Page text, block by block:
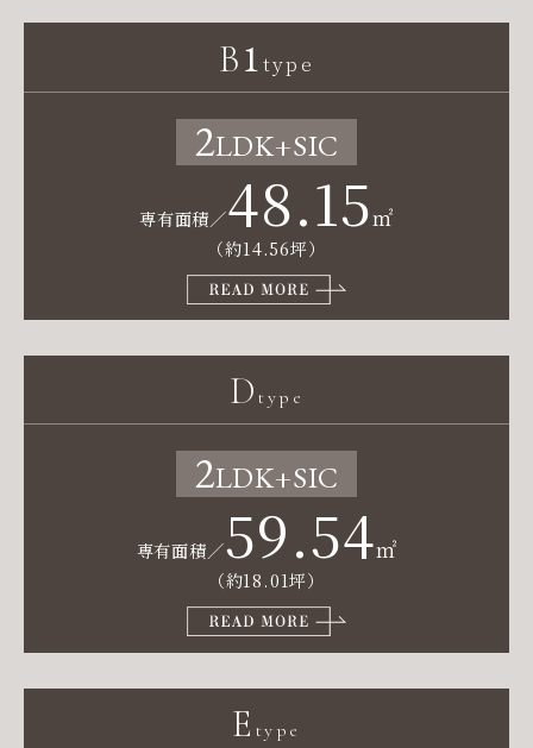
B1type
2LDK+SIC
専有面積／48.15㎡
（約14.56坪）
Dtype
2LDK+SIC
専有面積／59.54㎡
（約18.01坪）
E type